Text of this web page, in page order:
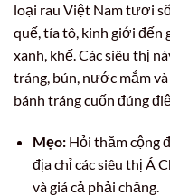
loại rau Việt Nam tươi
quế, tía tô, kinh giới đến
xanh, khế. Các siêu thị
tráng, bún, nước mắm
bánh tráng cuốn đúng
Mẹo:Hỏi thăm cộng
địa chỉ các siêu thị Á
và giá cả phải chăng.